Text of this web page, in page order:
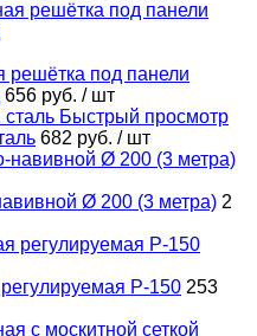
решётка под панели
656 руб. / шт
Быстрый просмотр
682 руб. / шт
Ø 200 (3 метра) 2
Р-150 253